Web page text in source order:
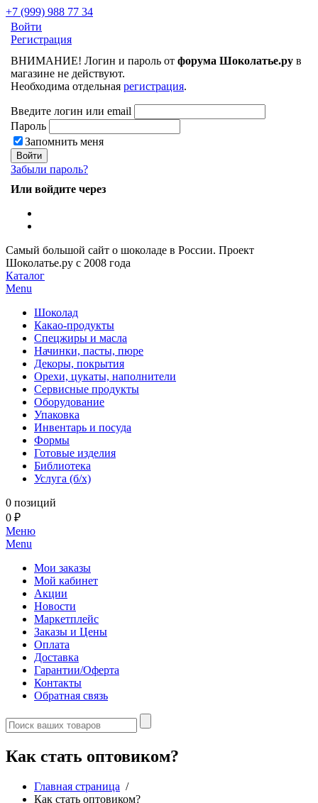
+7 (999) 988 77 34
Войти
Регистрация
ВНИМАНИЕ! Логин и пароль от форума Шоколатье.ру в
магазине не действуют.
Необходима отдельная регистрация.
Введите логин или email
Пароль
Запомнить меня
Забыли пароль?
Или войдите через
Самый большой сайт о шоколаде в России. Проект
Шоколатье.ру с 2008 года
Каталог
Menu
Шоколад
Какао-продукты
Спецжиры и масла
Начинки, пасты, пюре
Декоры, покрытия
Орехи, цукаты, наполнители
Сервисные продукты
Оборудование
Упаковка
Инвентарь и посуда
Формы
Готовые изделия
Библиотека
Услуга (б/х)
0 позиций
0 ₽
Меню
Menu
Мои заказы
Мой кабинет
Акции
Новости
Маркетплейс
Заказы и Цены
Оплата
Доставка
Гарантии/Оферта
Контакты
Обратная связь
Как стать оптовиком?
Главная страница /
Как стать оптовиком?